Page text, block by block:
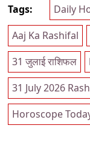
Tags:
Daily
Aaj Ka Rashifal
31 जुलाई राशिफल
31 July 2026
Horoscope